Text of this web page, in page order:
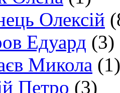
Олексій
Едуард (3)
Микола (1)
Петро (3)